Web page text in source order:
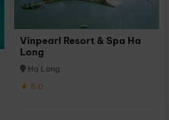
Vinpearl Resort & Spa Ha
Long
Hạ Long
★ 5.0